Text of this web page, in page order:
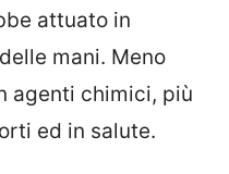
attuato in
mani. Meno
agenti chimici, più
ed in salute.